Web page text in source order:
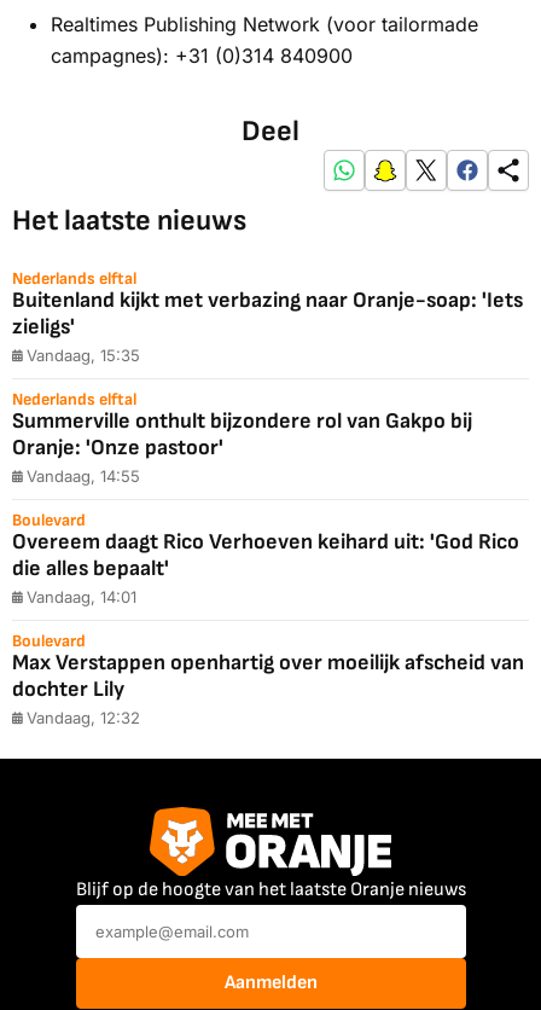
Realtimes Publishing Network (voor tailormade
campagnes): +31 (0)314 840900
Deel
Het laatste nieuws
Nederlands elftal
Buitenland kijkt met verbazing naar Oranje-soap: 'Iets
zieligs'
Vandaag, 15:35
Nederlands elftal
Summerville onthult bijzondere rol van Gakpo bij
Oranje: 'Onze pastoor'
Vandaag, 14:55
Boulevard
Overeem daagt Rico Verhoeven keihard uit: 'God Rico
die alles bepaalt'
Vandaag, 14:01
Boulevard
Max Verstappen openhartig over moeilijk afscheid van
dochter Lily
Vandaag, 12:32
Blijf op de hoogte van het laatste Oranje nieuws
Aanmelden